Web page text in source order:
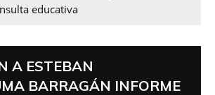
educativa
A ESTEBAN
BARRAGÁN INFORME